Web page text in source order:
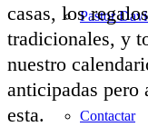
Pastor
Contactar
casas, los
tradicionales, y
nuestro
anticipadas pero
esta.